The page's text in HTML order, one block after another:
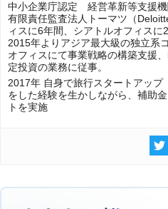
中小企業庁認定 経営革新等支援
有限責任監査法人トーマツ（
ィスに6年間、シアトルオフィスに2
2015年よりアジア最大級の独立系
オフィスにて事業戦略の構築支援
定投資の業務に従事。
2017年 自身で旅行スタートアップ
をした経験を生かしながら、補助
トを実施